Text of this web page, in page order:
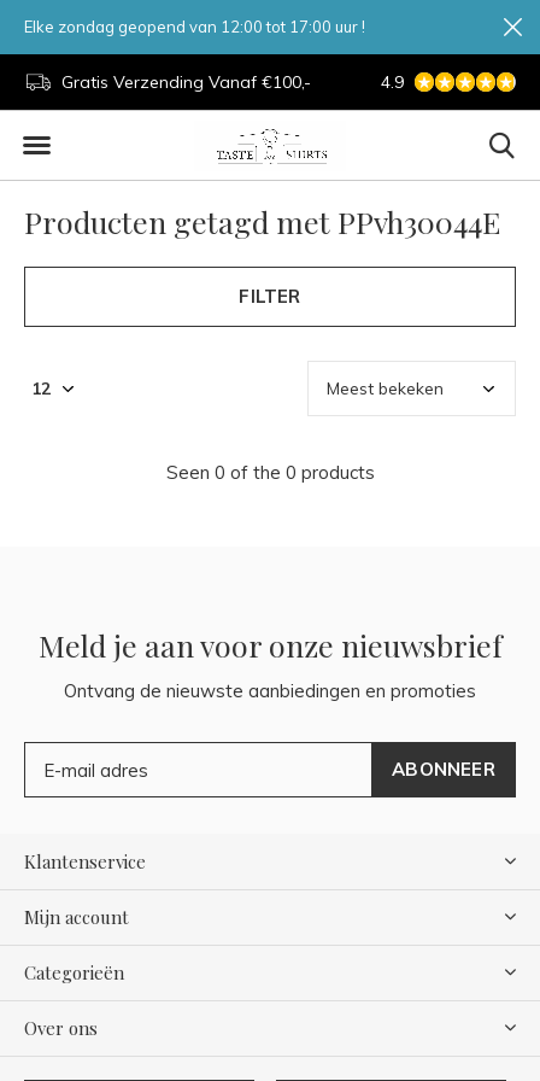
Gratis Verzending Vanaf €100,- 7 Dagen Per
4.9
Elke zondag geopend van 12:00 tot 17:00 uur !
Producten getagd met PPvh30044E
FILTER
Seen 0 of the 0 products
Meld je aan voor onze nieuwsbrief
Ontvang de nieuwste aanbiedingen en promoties
ABONNEER
Klantenservice
Mijn account
Categorieën
Over ons